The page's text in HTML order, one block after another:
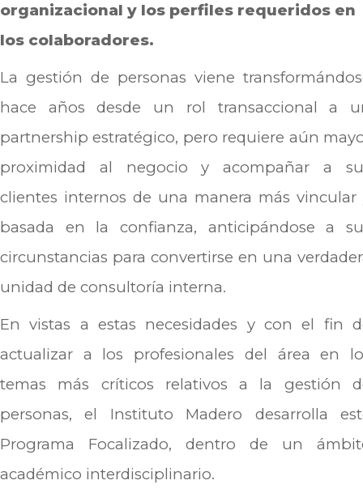
organizacional y los perfiles requeridos en
los colaboradores.
La gestión de personas viene
hace años desde un rol transaccional a
partnership estratégico, pero requiere aún
proximidad al negocio y acompañar a
clientes internos de una manera más vincular
basada en la confianza, anticipándose a
circunstancias para convertirse en una
unidad de consultoría interna.
En vistas a estas necesidades y con el fin
actualizar a los profesionales del área en
temas más críticos relativos a la gestión
personas, el Instituto Madero desarrolla
Programa Focalizado, dentro de un
académico interdisciplinario.